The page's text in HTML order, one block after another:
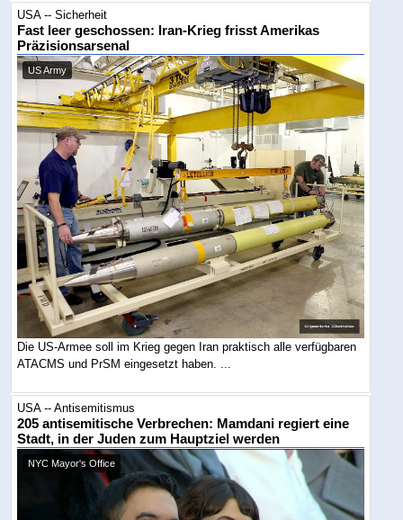
USA -- Sicherheit
Fast leer geschossen: Iran-Krieg frisst Amerikas
Präzisionsarsenal
US Army
Die US-Armee soll im Krieg gegen Iran praktisch alle verfügbaren
ATACMS und PrSM eingesetzt haben. ...
USA -- Antisemitismus
205 antisemitische Verbrechen: Mamdani regiert eine
Stadt, in der Juden zum Hauptziel werden
NYC Mayor's Office